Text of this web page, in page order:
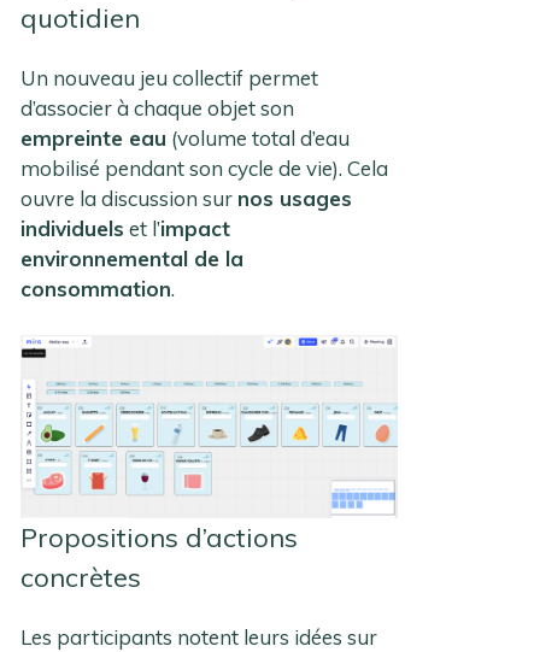
quotidien
Un nouveau jeu collectif permet
d’associer à chaque objet son
empreinte eau (volume total d’eau
mobilisé pendant son cycle de vie). Cela
ouvre la discussion sur nos usages
individuels et l’impact
environnemental de la
consommation.
Propositions d’actions
concrètes
Les participants notent leurs idées sur